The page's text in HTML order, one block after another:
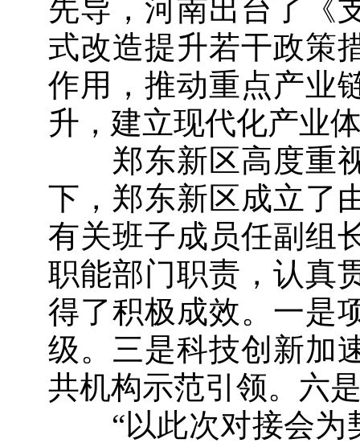
先导，河南出台了《
式改造提升若干政策
作用，推动重点产业
升，建立现代化产业
郑东新区高度重视
下，郑东新区成立了
有关班子成员任副组
职能部门职责，认真
得了积极成效。一是
级。三是科技创新加
共机构示范引领。六
“以此次对接会为